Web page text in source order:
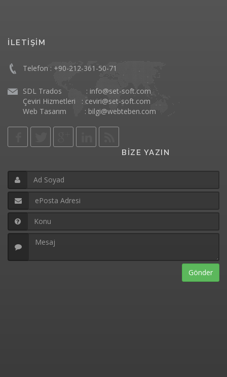
İLETİŞİM
Telefon : +90-212-361-50-71
SDL Trados : info@set-soft.com
Çeviri Hizmetleri : ceviri@set-soft.com
Web Tasarım : bilgi@webteben.com
BİZE YAZIN
Gönder